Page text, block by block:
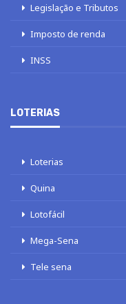
Legislação e Tributos
Imposto de renda
INSS
LOTERIAS
Loterias
Quina
Lotofácil
Mega-Sena
Tele sena